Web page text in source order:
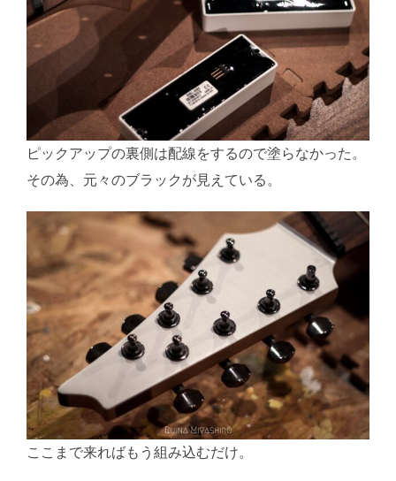
ピックアップの裏側は配線をするので塗らなかった。
その為、元々のブラックが見えている。
ここまで来ればもう組み込むだけ。